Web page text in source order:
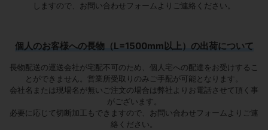
しますので、お問い合わせフォームよりご連絡ください。
個人のお客様への長物（L=1500mm以上）の出荷について
長物配送の運送会社が宅配不可のため、個人宅への配達をお受けするこ
とができません。営業所受取りのみご手配が可能となります。
会社名または現場名が無いご注文の場合は弊社よりお電話させて頂く事
がございます。
必要に応じて切断加工もできますので、お問い合わせフォームよりご連
絡ください。